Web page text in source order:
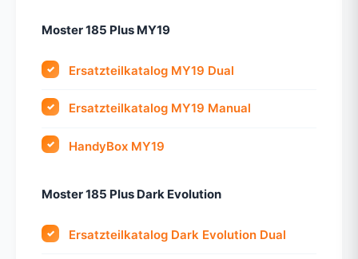
Moster 185 Plus MY19
Ersatzteilkatalog MY19 Dual
Ersatzteilkatalog MY19 Manual
HandyBox MY19
Moster 185 Plus Dark Evolution
Ersatzteilkatalog Dark Evolution Dual